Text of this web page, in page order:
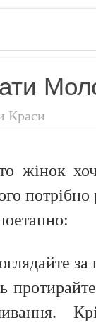
Як зробити
Секрети
Краси
жінок
потрібно